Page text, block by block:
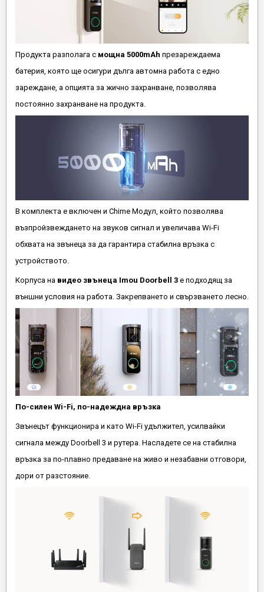
Продукта разполага с мощна 5000mAh презареждаема
батерия, която ще осигури дълга автомна работа с едно
зареждане, а опцията за жично захранване, позволява
постоянно захранване на продукта.
В комплекта е включен и Chime Модул, който позволява
възпройзвеждането на звуков сигнал и увеличава Wi-Fi
обхвата на звънеца за да гарантира стабилна връзка с
устройството.
Корпуса на видео звънеца Imou Doorbell 3 е подходящ за
външни условия на работа. Закрепването и свързването лесно.
По-силен Wi-Fi, по-надеждна връзка
Звънецът функционира и като Wi-Fi удължител, усилвайки
сигнала между Doorbell 3 и рутера. Насладете се на стабилна
връзка за по-плавно предаване на живо и незабавни отговори,
дори от разстояние.